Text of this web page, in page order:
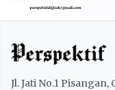
Jl. Jati No.1